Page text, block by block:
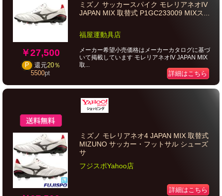
￥27,500
P 還元20％
5500pt
ミズノ サッカースパイク モレリアネオIV
JAPAN MIX 取替式 P1GC233009 MIXス...
福屋運動具店
メーカー希望小売価格はメーカーカタログに基づ
いて掲載しています モレリアネオIV JAPAN MIX
取...
詳細はこちら
ミズノ モレリアネオ4 JAPAN MIX 取替式
MIZUNO サッカー・フットサル シューズ
サ
フジスポYahoo店
詳細はこちら